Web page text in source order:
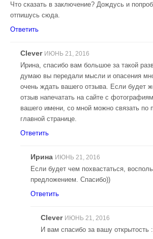
Что сказать в заключение? Дождусь и
отпишусь сюда.
Ответить
Clever ИЮНЬ 21, 2016
Ирина, спасибо вам большое за такой
думаю вы передали мысли и опасения
очень ждать вашего отзыва. Если будет
отзыв напечатать на сайте с
вашего имени, со мной можно связать по
главной странице.
Ответить
Ирина ИЮНЬ 21, 2016
Если будет чем похвастаться,
предложением. Спасибо))
Ответить
Clever ИЮНЬ 21, 2016
И вам спасибо за вашу открытость